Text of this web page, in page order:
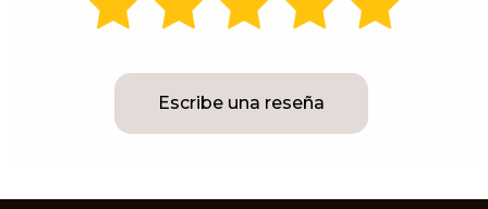
Escribe una reseña